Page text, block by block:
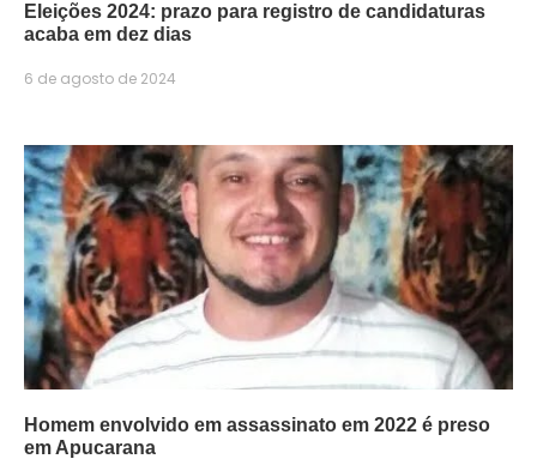
Eleições 2024: prazo para registro de candidaturas
acaba em dez dias
6 de agosto de 2024
Homem envolvido em assassinato em 2022 é preso
em Apucarana